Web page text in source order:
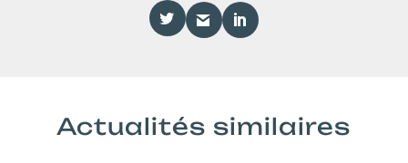
Actualités similaires